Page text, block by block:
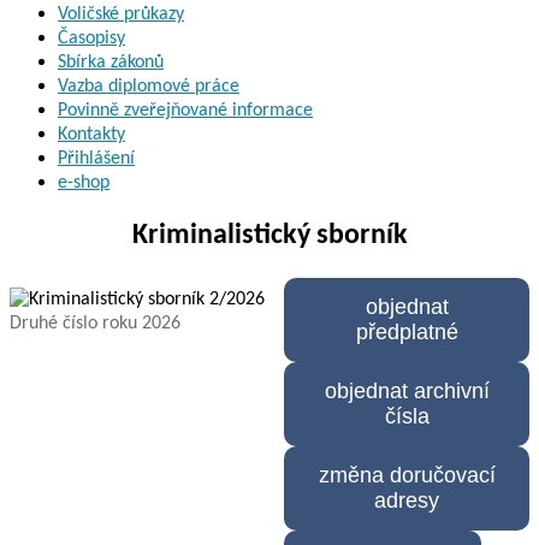
Voličské průkazy
Časopisy
Sbírka zákonů
Vazba diplomové práce
Povinně zveřejňované informace
Kontakty
Přihlášení
e-shop
Kriminalistický sborník
Druhé číslo roku 2026
objednat
předplatné
objednat archivní
čísla
změna doručovací
adresy